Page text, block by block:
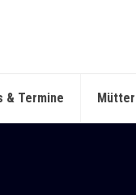
& Termine